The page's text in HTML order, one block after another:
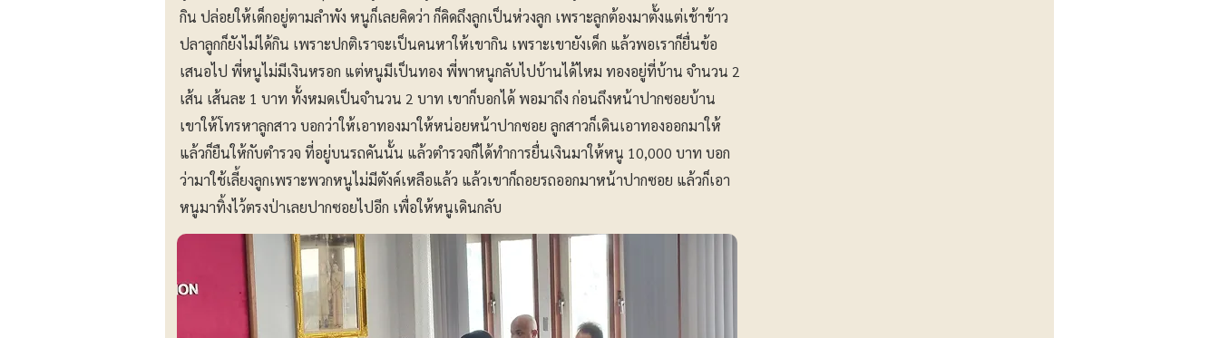
กิน ปล่อยให้เด็กอยู่ตามลำพัง หนูก็เลยคิดว่า ก็คิดถึงลูกเป็นห่วงลูก เพราะลูกต้องมาตั้งแต่เช้าข้าว
ปลาลูกก็ยังไม่ได้กิน เพราะปกติเราจะเป็นคนหาให้เขากิน เพราะเขายังเด็ก แล้วพอเราก็ยื่นข้อ
เสนอไป พี่หนูไม่มีเงินหรอก แต่หนูมีเป็นทอง พี่พาหนูกลับไปบ้านได้ไหม ทองอยู่ที่บ้าน จำนวน 2
เส้น เส้นละ 1 บาท ทั้งหมดเป็นจำนวน 2 บาท เขาก็บอกได้ พอมาถึง ก่อนถึงหน้าปากซอยบ้าน
เขาให้โทรหาลูกสาว บอกว่าให้เอาทองมาให้หน่อยหน้าปากซอย ลูกสาวก็เดินเอาทองออกมาให้
แล้วก็ยืนให้กับตำรวจ ที่อยู่บนรถคันนั้น แล้วตำรวจก็ได้ทำการยื่นเงินมาให้หนู 10,000 บาท บอก
ว่ามาใช้เลี้ยงลูกเพราะพวกหนูไม่มีตังค์เหลือแล้ว แล้วเขาก็ถอยรถออกมาหน้าปากซอย แล้วก็เอา
หนูมาทิ้งไว้ตรงป่าเลยปากซอยไปอีก เพื่อให้หนูเดินกลับ